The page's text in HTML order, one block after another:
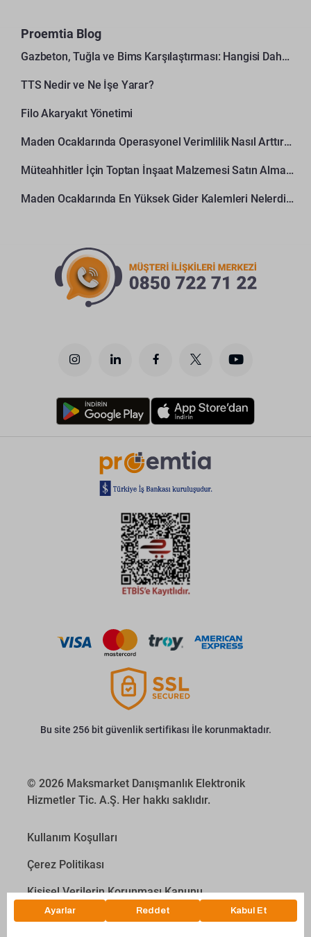
Proemtia Blog
Gazbeton, Tuğla ve Bims Karşılaştırması: Hangisi Daha Avantajlı?
TTS Nedir ve Ne İşe Yarar?
Filo Akaryakıt Yönetimi
Maden Ocaklarında Operasyonel Verimlilik Nasıl Arttırılır?
Müteahhitler İçin Toptan İnşaat Malzemesi Satın Alma Rehberi
Maden Ocaklarında En Yüksek Gider Kalemleri Nelerdir?
Bu site 256 bit güvenlik sertifikası İle korunmaktadır.
© 2026 Maksmarket Danışmanlık Elektronik
Hizmetler Tic. A.Ş. Her hakkı saklıdır.
Kullanım Koşulları
Çerez Politikası
Kişisel Verilerin Korunması Kanunu
İletişim Aydınlatma Metni